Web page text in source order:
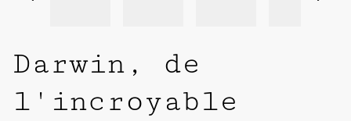
Darwin, de
l'incroyable